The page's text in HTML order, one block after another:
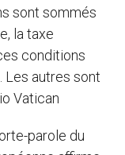
sont sommés
la taxe
conditions
Les autres sont
Vatican
parole du